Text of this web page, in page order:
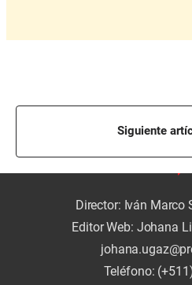
Siguiente
Director: Iván Marco
Editor Web: Johana
Teléfono: